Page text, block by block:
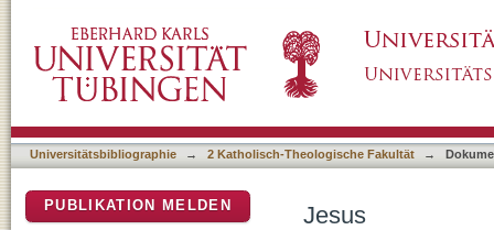
Universitätsbibliographie → 2 Katholisch-Theologische Fakultät →
Jesus
PUBLIKATION MELDEN